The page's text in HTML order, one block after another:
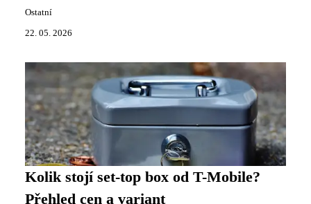
Ostatní
22. 05. 2026
Kolik stojí set-top box od T-Mobile?
Přehled cen a variant